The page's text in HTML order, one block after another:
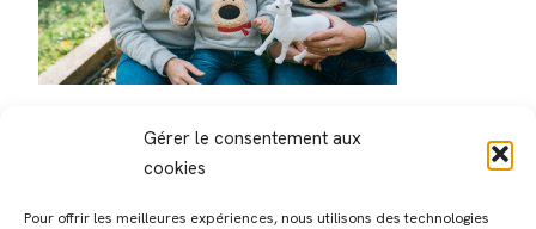
Gérer le consentement aux
cookies
Pour offrir les meilleures expériences, nous utilisons des technologies